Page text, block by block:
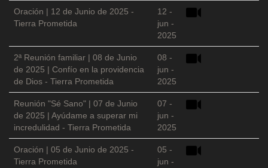
Oración | 12 de Junio de 2025 -
Tierra Prometida
12 -
jun -
2025
2ª Reunión familiar | 08 de Junio
de 2025 | Confío en la providencia
de Dios - Tierra Prometida
08 -
jun -
2025
Reunión "Sé Sano" | 07 de Junio
de 2025 | Ayúdame a superar mi
incredulidad - Tierra Prometida
07 -
jun -
2025
Oración | 05 de Junio de 2025 -
Tierra Prometida
05 -
jun -